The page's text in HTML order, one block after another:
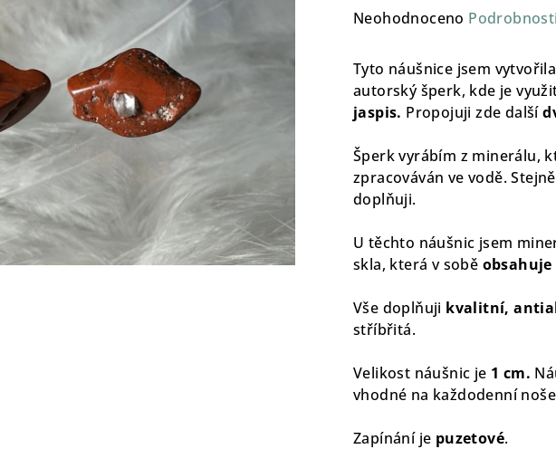
Průměrné
produktu
je
0,0
z
5
hvězdiček.
Neohodnoceno
Tyto náušnice jsem
autorský šperk, kde je
jaspis. Propojuji zde další
Šperk vyrábím z minerálu,
zpracováván ve vodě.
doplňuji.
U těchto náušnic jsem
skla, která v sobě
Vše doplňuji kvalitní,
stříbřitá.
Velikost náušnic je 1 cm.
vhodné na každodenní
Zapínání je puzetové.